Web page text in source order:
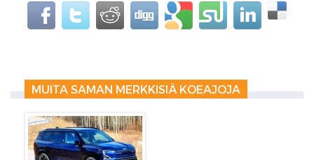
MUITA SAMAN MERKKISIÄ KOEAJOJA